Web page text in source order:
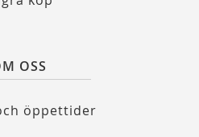
OSS
öppettider